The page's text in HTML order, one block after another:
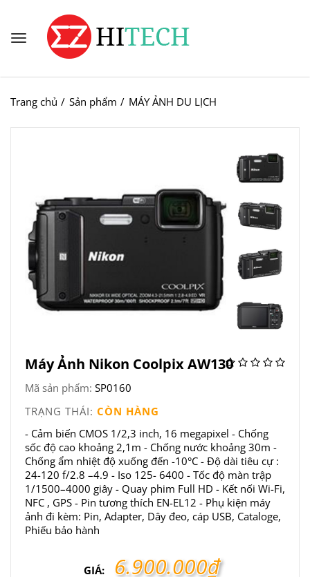
Trang chủ Sản phẩm MÁY ẢNH DU LỊCH
Máy Ảnh Nikon Coolpix AW130
Mã sản phẩm: SP0160
TRẠNG THÁI: CÒN HÀNG
- Cảm biến CMOS 1/2,3 inch, 16 megapixel - Chống
sốc độ cao khoảng 2,1m - Chống nước khoảng 30m -
Chống ẩm nhiệt độ xuống đến -10°C - Độ dài tiêu cự :
24-120 f/2.8 –4.9 - Iso 125- 6400 - Tốc độ màn trập
1/1500–4000 giây - Quay phim Full HD - Kết nối Wi-Fi,
NFC , GPS - Pin tương thích EN-EL12 - Phụ kiện máy
ảnh đi kèm: Pin, Adapter, Dây đeo, cáp USB, Cataloge,
Phiếu bảo hành
GIÁ: 6.900.000₫